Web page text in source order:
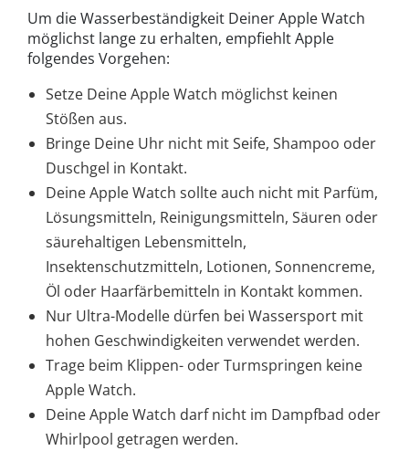
Um die Wasserbeständigkeit Deiner Apple Watch
möglichst lange zu erhalten, empfiehlt Apple
folgendes Vorgehen:
Setze Deine Apple Watch möglichst keinen
Stößen aus.
Bringe Deine Uhr nicht mit Seife, Shampoo oder
Duschgel in Kontakt.
Deine Apple Watch sollte auch nicht mit Parfüm,
Lösungsmitteln, Reinigungsmitteln, Säuren oder
säurehaltigen Lebensmitteln,
Insektenschutzmitteln, Lotionen, Sonnencreme,
Öl oder Haarfärbemitteln in Kontakt kommen.
Nur Ultra-Modelle dürfen bei Wassersport mit
hohen Geschwindigkeiten verwendet werden.
Trage beim Klippen- oder Turmspringen keine
Apple Watch.
Deine Apple Watch darf nicht im Dampfbad oder
Whirlpool getragen werden.